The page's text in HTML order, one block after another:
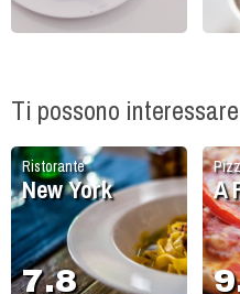
Ti possono
Ristorante
New York
7.8
A